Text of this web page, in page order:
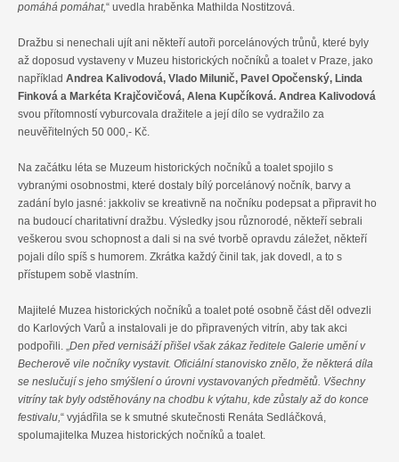
pomáhá pomáhat,“ uvedla hraběnka Mathilda Nostitzová.
Dražbu si nenechali ujít ani někteří autoři porcelánových trůnů, které byly
až doposud vystaveny v Muzeu historických nočníků a toalet v Praze, jako
například Andrea Kalivodová, Vlado Milunič, Pavel Opočenský, Linda
Finková a Markéta Krajčovičová, Alena Kupčíková. Andrea Kalivodová
svou přítomností vyburcovala dražitele a její dílo se vydražilo za
neuvěřitelných 50 000,- Kč.
Na začátku léta se Muzeum historických nočníků a toalet spojilo s
vybranými osobnostmi, které dostaly bílý porcelánový nočník, barvy a
zadání bylo jasné: jakkoliv se kreativně na nočníku podepsat a připravit ho
na budoucí charitativní dražbu. Výsledky jsou různorodé, někteří sebrali
veškerou svou schopnost a dali si na své tvorbě opravdu záležet, někteří
pojali dílo spíš s humorem. Zkrátka každý činil tak, jak dovedl, a to s
přístupem sobě vlastním.
Majitelé Muzea historických nočníků a toalet poté osobně část děl odvezli
do Karlových Varů a instalovali je do připravených vitrín, aby tak akci
podpořili. „Den před vernisáží přišel však zákaz ředitele Galerie umění v
Becherově vile nočníky vystavit. Oficiální stanovisko znělo, že některá díla
se neslučují s jeho smýšlení o úrovni vystavovaných předmětů. Všechny
vitríny tak byly odstěhovány na chodbu k výtahu, kde zůstaly až do konce
festivalu,“ vyjádřila se k smutné skutečnosti Renáta Sedláčková,
spolumajitelka Muzea historických nočníků a toalet.